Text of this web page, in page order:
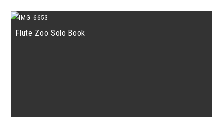
Flute Zoo Solo Book